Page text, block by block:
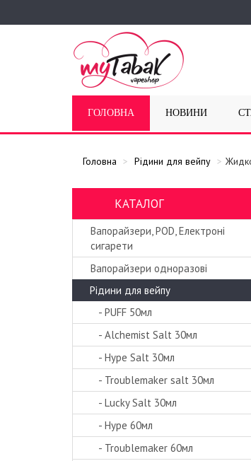
ГОЛОВНА НОВИНИ
Головна Рідини для вейпу
КАТАЛОГ
Вапорайзери, POD, Електроні
сигарети
Вапорайзери одноразові
Рідини для вейпу
- PUFF 50мл
- Alchemist Salt 30мл
- Hype Salt 30мл
- Troublemaker salt 30мл
- Lucky Salt 30мл
- Hype 60мл
- Troublemaker 60мл